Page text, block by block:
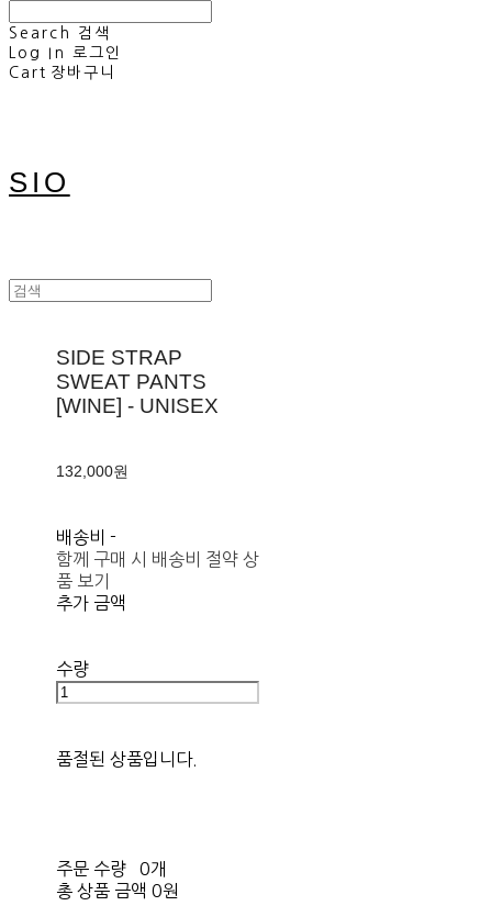
Search
검색
Log In
로그인
Cart 장바구니
SIO
SIDE STRAP
SWEAT PANTS
[WINE] - UNISEX
132,000원
배송비-
함께 구매 시 배송비 절약 상
품 보기
추가 금액
수량
품절된 상품입니다.
주문 수량
0개
총 상품 금액 0원